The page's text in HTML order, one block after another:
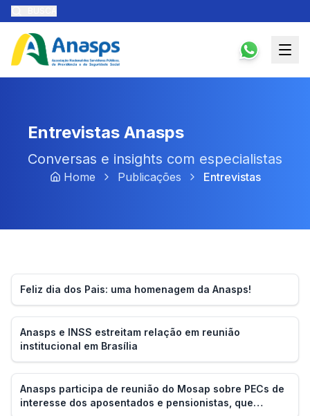
Entrevistas Anasps
Conversas e insights com especialistas
Home Publicações Entrevistas
Feliz dia dos Pais: uma homenagem da Anasps!
Anasps e INSS estreitam relação em reunião
institucional em Brasília
Anasps participa de reunião do Mosap sobre PECs de
interesse dos aposentados e pensionistas, que